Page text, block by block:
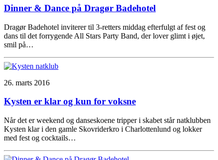
Dinner & Dance på Dragør Badehotel
Dragør Badehotel inviterer til 3-retters middag efterfulgt af fest og
dans til det forrygende All Stars Party Band, der lover glimt i øjet,
smil på…
26. marts 2016
Kysten er klar og kun for voksne
Når det er weekend og danseskoene tripper i skabet står natklubben
Kysten klar i den gamle Skovriderkro i Charlottenlund og lokker
med fest og cocktails…